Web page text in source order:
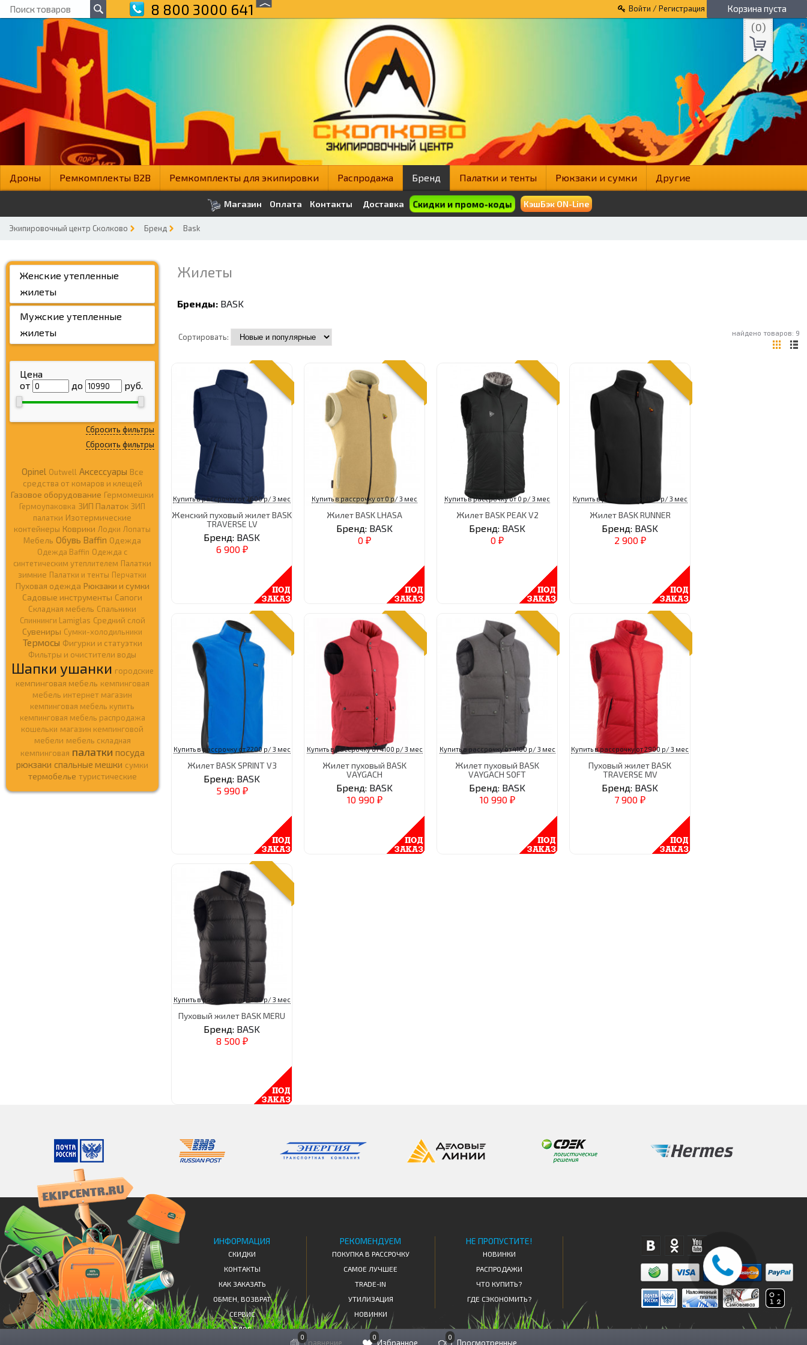
8 800 3000 641 Войти / Регистрация Корзина пуста
(0) ₽
$
€
£
Дроны Ремкомплекты B2B Ремкомплекты для экипировки Распродажа Бренд Палатки и тенты Рюкзаки и сумки Другие
Магазин Оплата Контакты Доставка Скидки и промо-коды КэшБэк ON-Line
Экипировочный центр Сколково Бренд Bask
Женские утепленные
жилеты
Мужские утепленные
жилеты
Цена
от
до руб.
Сбросить фильтры
Сбросить фильтры
Opinel Outwell Аксессуары Все
средства от комаров и клещей
Газовое оборудование Гермомешки
Гермоупаковка ЗИП Палаток ЗИП
палатки Изотермические
контейнеры Коврики Лодки Лопаты
Мебель Обувь Baffin Одежда
Одежда Baffin Одежда c
синтетическим утеплителем Палатки
зимние Палатки и тенты Перчатки
Пуховая одежда Рюкзаки и сумки
Садовые инструменты Сапоги
Складная мебель Спальники
Спиннинги Lamiglas Средний слой
Сувениры Сумки-холодильники
Термосы Фигурки и статуэтки
Фильтры и очистители воды
Шапки ушанки городские
кемпинговая мебель кемпинговая
мебель интернет магазин
кемпинговая мебель купить
кемпинговая мебель распродажа
кошельки магазин кемпинговой
мебели мебель складная
кемпинговая палатки посуда
рюкзаки спальные мешки сумки
термобелье туристические
Жилеты
Бренды: BASK
Сортировать: найдено товаров: 9
Купить в рассрочку от 2600 р/ 3 мес
Женский пуховый жилет BASK
TRAVERSE LV
Бренд: BASK
6 900 ₽
Купить в рассрочку от 0 р/ 3 мес
Жилет BASK LHASA
Бренд: BASK
0 ₽
Купить в рассрочку от 0 р/ 3 мес
Жилет BASK PEAK V2
Бренд: BASK
0 ₽
Купить в рассрочку от 1100 р/ 3 мес
Жилет BASK RUNNER
Бренд: BASK
2 900 ₽
Купить в рассрочку от 2200 р/ 3 мес
Жилет BASK SPRINT V3
Бренд: BASK
5 990 ₽
Купить в рассрочку от 4100 р/ 3 мес
Жилет пуховый BASK
VAYGACH
Бренд: BASK
10 990 ₽
Купить в рассрочку от 4100 р/ 3 мес
Жилет пуховый BASK
VAYGACH SOFT
Бренд: BASK
10 990 ₽
Купить в рассрочку от 2900 р/ 3 мес
Пуховый жилет BASK
TRAVERSE MV
Бренд: BASK
7 900 ₽
Купить в рассрочку от 3200 р/ 3 мес
Пуховый жилет BASK MERU
Бренд: BASK
8 500 ₽
ИНФОРМАЦИЯ
СКИДКИ
КОНТАКТЫ
КАК ЗАКАЗАТЬ
ОБМЕН, ВОЗВРАТ
СЕРВИС
БЛОГ
РЕКОМЕНДУЕМ
ПОКУПКА В РАССРОЧКУ
САМОЕ ЛУЧШЕЕ
TRADE-IN
УТИЛИЗАЦИЯ
НОВИНКИ
НЕ ПРОПУСТИТЕ!
НОВИНКИ
РАСПРОДАЖИ
ЧТО КУПИТЬ?
ГДЕ СЭКОНОМИТЬ?
0
Сравнение
0
Избранное
0
Просмотренные